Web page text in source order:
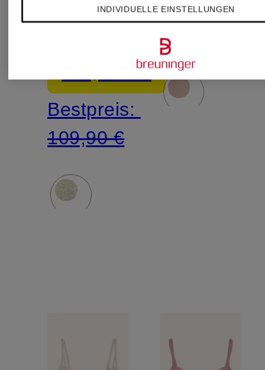
Badeanzug
49,99 €
Bestpreis:
109,90 €
FIT
47,90 €
INDIVIDUELLE EINSTELLUNGEN